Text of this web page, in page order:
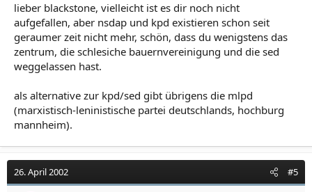
lieber blackstone, vielleicht ist es dir noch nicht
aufgefallen, aber nsdap und kpd existieren schon seit
geraumer zeit nicht mehr, schön, dass du wenigstens das
zentrum, die schlesiche bauernvereinigung und die sed
weggelassen hast.
als alternative zur kpd/sed gibt übrigens die mlpd
(marxistisch-leninistische partei deutschlands, hochburg
mannheim).
26. April 2002 #5